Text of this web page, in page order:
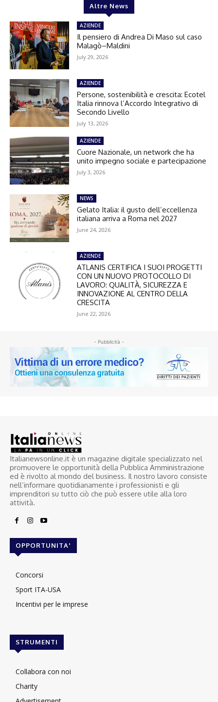
Altre News
AZIENDE
Il pensiero di Andrea Di Maso sul caso
Malagò–Maldini
July 29, 2026
AZIENDE
Persone, sostenibilità e crescita: Ecotel
Italia rinnova l’Accordo Integrativo di
Secondo Livello
July 13, 2026
AZIENDE
Cuore Nazionale, un network che ha
unito impegno sociale e partecipazione
July 3, 2026
NEWS
Gelato Italia: il gusto dell’eccellenza
italiana arriva a Roma nel 2027
June 24, 2026
AZIENDE
ATLANIS CERTIFICA I SUOI PROGETTI
CON UN NUOVO PROTOCOLLO DI
LAVORO: QUALITÀ, SICUREZZA E
INNOVAZIONE AL CENTRO DELLA
CRESCITA
June 22, 2026
- Pubblicità -
Italianewsonline.it è un magazine digitale specializzato nel
promuovere le opportunità della Pubblica Amministrazione
ed è rivolto al mondo del business. Il nostro lavoro consiste
nell’informare quotidianamente i professionisti e gli
imprenditori su tutto ciò che può essere utile alla loro
attività.
OPPORTUNITA'
Concorsi
Sport ITA-USA
Incentivi per le imprese
STRUMENTI
Collabora con noi
Charity